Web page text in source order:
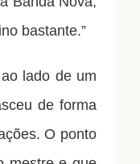
bastante.”
lado de um
de forma
O ponto